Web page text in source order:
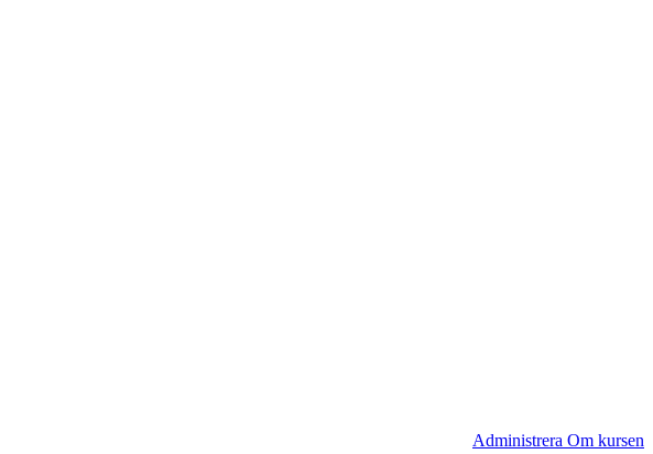
Administrera Om kursen